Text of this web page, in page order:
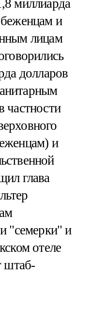
миллиарда
и
лицам
долларов
и
глава
"семерки" и
отеле
штаб-